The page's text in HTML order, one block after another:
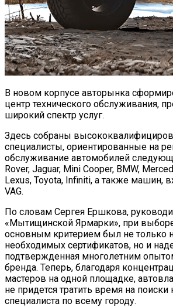
В новом корпусе авторынка
центр технического обслуживания,
широкий спектр услуг.
Здесь собраны
специалисты, ориентированные на
обслуживание автомобилей
Rover, Jaguar, Mini Cooper, BMW,
Lexus, Toyota, Infiniti, а также машин,
VAG.
По словам Сергея Ершкова,
«Мытищинской Ярмарки», при
основным критерием был не только
необходимых сертификатов, но и
подтвержденная многолетним
бренда. Теперь, благодаря
мастеров на одной площадке,
не придется тратить время на поиски
специалиста по всему городу.